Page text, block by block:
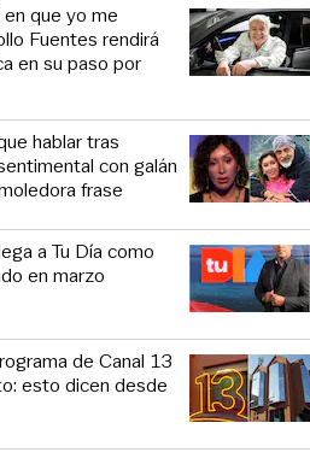
que yo me
Fuentes rendirá
en su paso por
hablar tras
con galán
frase
a Tu Día como
en marzo
de Canal 13
esto dicen desde